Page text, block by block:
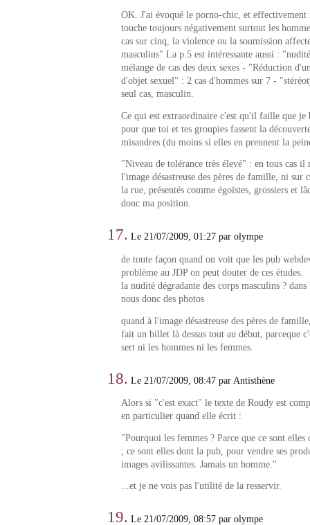
OK. J'ai évoqué le porno-chic, et
touche toujours négativement surtout les
cas sur cinq, la violence ou la soumission
masculins" La p.5 est intéressante aussi :
mélange de cas des deux sexes - "Réduction
d'objet sexuel" : 2 cas d'hommes sur 7 -
seul cas, masculin.
Ce qui est extraordinaire c'est qu'il faille que je
pour que toi et tes groupies fassent la
misandres (du moins si elles en prennent la
"Niveau de tolérance très élevé" : en tous cas il
l'image désastreuse des pères de famille, ni sur
la rue, présentés comme égoïstes, grossiers et
donc ma position.
17. Le 21/07/2009, 01:27 par olympe
de toute façon quand on voit que les pub
problème au JDP on peut douter de ces études.
la nudité dégradante des corps masculins ?
nous donc des photos
quand à l'image désastreuse des pères de
fait un billet là dessus tout au début, parceque
sert ni les hommes ni les femmes.
18. Le 21/07/2009, 08:47 par Antisthène
Alors si "c'est exact" le texte de Roudy est
en particulier quand elle écrit :
"Pourquoi les femmes ? Parce que ce sont elles
; ce sont elles dont la pub, pour vendre ses
images avilissantes. Jamais un homme."
...et je ne vois pas l'utilité de la resservir.
19. Le 21/07/2009, 08:57 par olympe